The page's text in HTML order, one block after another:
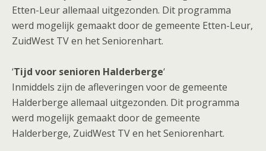
Etten-Leur allemaal uitgezonden. Dit programma
werd mogelijk gemaakt door de gemeente Etten-Leur,
ZuidWest TV en het Seniorenhart.
‘Tijd voor senioren Halderberge‘
Inmiddels zijn de afleveringen voor de gemeente
Halderberge allemaal uitgezonden. Dit programma
werd mogelijk gemaakt door de gemeente
Halderberge, ZuidWest TV en het Seniorenhart.